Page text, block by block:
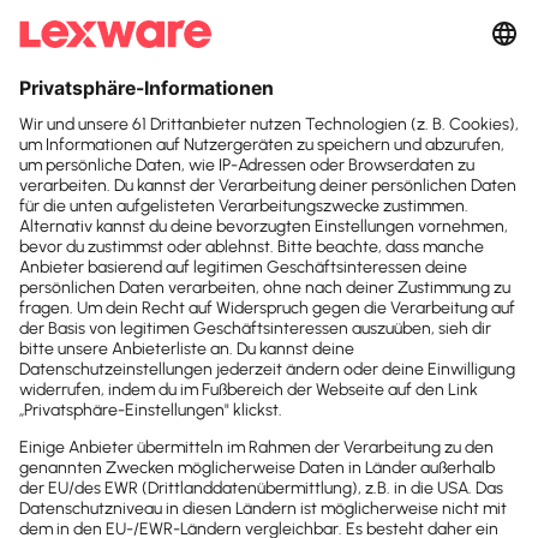
Suchfeld
Suchen
KI in der
Steuerkanzlei:Effizienz
und das Ende der
Belegstapel
Wie kann KI für Ihre Steuerkanzlei genutzt
werden? Es gibt buchstäblich Dutzende
von Möglichkeiten, die wichtigsten stellen